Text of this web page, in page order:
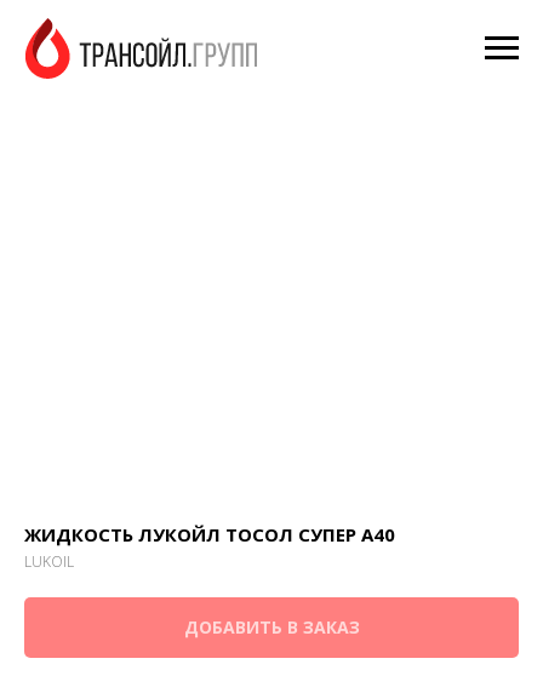
ЖИДКОСТЬ ЛУКОЙЛ ТОСОЛ СУПЕР А40
LUKOIL
ДОБАВИТЬ В ЗАКАЗ